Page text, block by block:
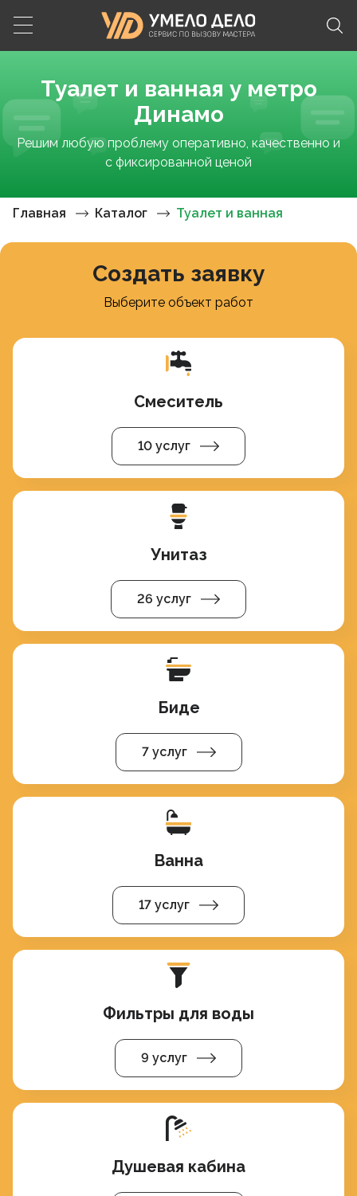
Туалет и ванная у метро
Динамо
Решим любую проблему оперативно, качественно и
с фиксированной ценой
Главная Каталог Туалет и ванная
Создать заявку
Выберите объект работ
Смеситель
10 услуг
Унитаз
26 услуг
Биде
7 услуг
Ванна
17 услуг
Фильтры для воды
9 услуг
Душевая кабина